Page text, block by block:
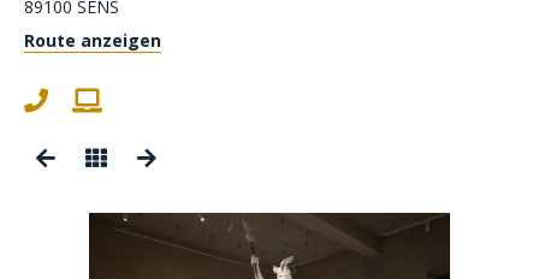
89100 SENS
Route anzeigen